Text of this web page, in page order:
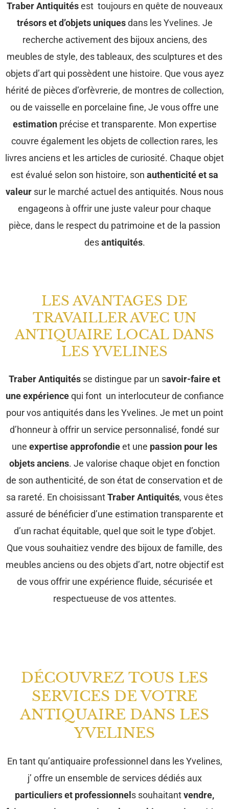
Traber Antiquitésest toujours en quête de nouveaux
trésors et d’objets uniquesdans les Yvelines. Je
recherche activement des bijoux anciens, des
meubles de style, des tableaux, des sculptures et des
objets d’art qui possèdent une histoire. Que vous ayez
hérité de pièces d’orfèvrerie, de montres de collection,
ou de vaisselle en porcelaine fine, Je vous offre une
estimationprécise et transparente. Mon expertise
couvre également les objets de collection rares, les
livres anciens et les articles de curiosité. Chaque objet
est évalué selon son histoire, son authenticité et sa
valeur sur le marché actuel des antiquités. Nous nous
engageons à offrir une juste valeur pour chaque
pièce, dans le respect du patrimoine et de la passion
desantiquités.
LES AVANTAGES DE
TRAVAILLER AVEC UN
ANTIQUAIRE LOCAL DANS
LES YVELINES
Traber Antiquités se distingue par un savoir-faire et
une expériencequi font un interlocuteur de confiance
pour vos antiquités dans les Yvelines. Je met un point
d’honneur à offrir un service personnalisé, fondé sur
une expertise approfondieet une passion pour les
objets anciens. Je valorise chaque objet en fonction
de son authenticité, de son état de conservation et de
sa rareté. En choisissantTraber Antiquités, vous êtes
assuré de bénéficier d’une estimation transparente et
d’un rachat équitable, quel que soit le type d’objet.
Que vous souhaitiez vendre des bijoux de famille, des
meubles anciens ou des objets d’art, notre objectif est
de vous offrir une expérience fluide, sécurisée et
respectueuse de vos attentes.
DÉCOUVREZ TOUS LES
SERVICES DE VOTRE
ANTIQUAIRE DANS LES
YVELINES
En tant qu’antiquaire professionnel dans les Yvelines,
j’ offre un ensemble de services dédiés aux
particuliers et professionnel s souhaitantvendre,